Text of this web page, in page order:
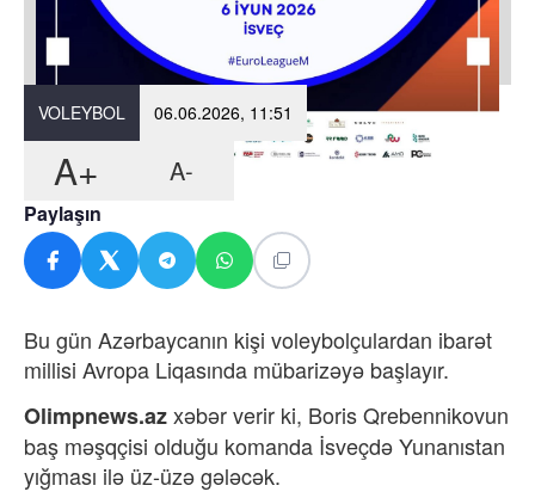
VOLEYBOL 06.06.2026, 11:51
A+ A-
Paylaşın
Bu gün Azərbaycanın kişi voleybolçulardan ibarət
millisi Avropa Liqasında mübarizəyə başlayır.
Olimpnews.azxəbər verir ki, Boris Qrebennikovun
baş məşqçisi olduğu komanda İsveçdə Yunanıstan
yığması ilə üz-üzə gələcək.